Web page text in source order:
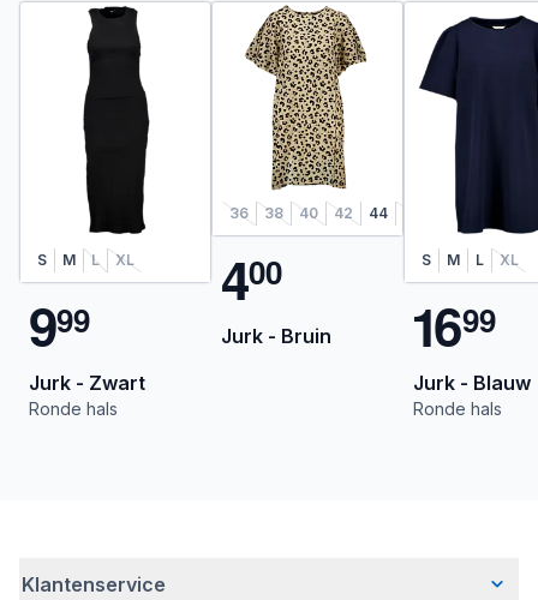
S M L XL
999
Jurk - Zwart
Ronde hals
36 38 40 42 44 48
400
Jurk - Bruin
S M L XL
1699
Jurk - Blauw
Ronde hals
Klantenservice